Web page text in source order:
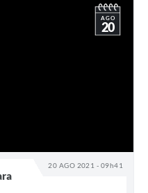
20 AGO 2021 - 09h41
AGO
20